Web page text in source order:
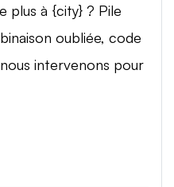
plus à {city} ? Pile
oubliée, code
intervenons pour